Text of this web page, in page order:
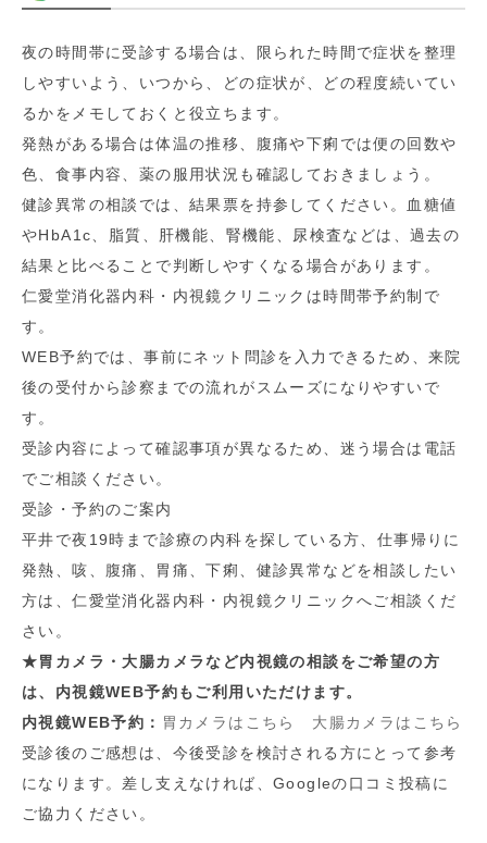
夜の時間帯に受診する場合は、限られた時間で症状を整理
しやすいよう、いつから、どの症状が、どの程度続いてい
るかをメモしておくと役立ちます。
発熱がある場合は体温の推移、腹痛や下痢では便の回数や
色、食事内容、薬の服用状況も確認しておきましょう。
健診異常の相談では、結果票を持参してください。血糖値
やHbA1c、脂質、肝機能、腎機能、尿検査などは、過去の
結果と比べることで判断しやすくなる場合があります。
仁愛堂消化器内科・内視鏡クリニックは時間帯予約制で
す。
WEB予約では、事前にネット問診を入力できるため、来院
後の受付から診察までの流れがスムーズになりやすいで
す。
受診内容によって確認事項が異なるため、迷う場合は電話
でご相談ください。
受診・予約のご案内
平井で夜19時まで診療の内科を探している方、仕事帰りに
発熱、咳、腹痛、胃痛、下痢、健診異常などを相談したい
方は、仁愛堂消化器内科・内視鏡クリニックへご相談くだ
さい。
★胃カメラ・大腸カメラなど内視鏡の相談をご希望の方
は、内視鏡WEB予約もご利用いただけます。
内視鏡WEB予約： 胃カメラはこちら
大腸カメラはこちら
受診後のご感想は、今後受診を検討される方にとって参考
になります。差し支えなければ、Googleの口コミ投稿に
ご協力ください。